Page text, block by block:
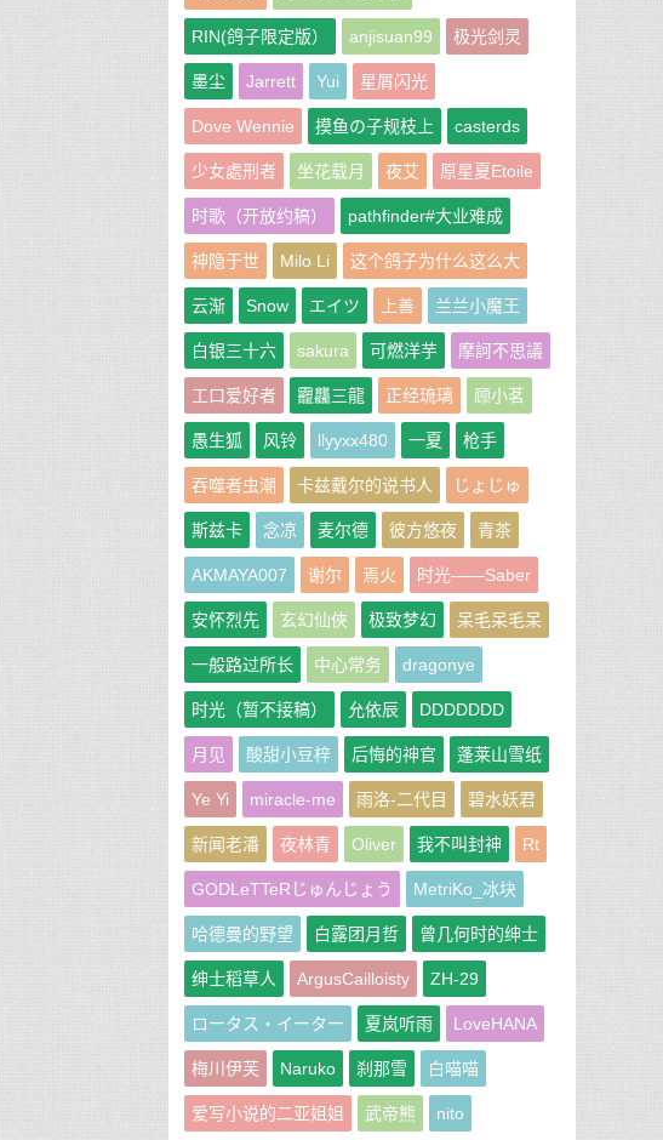
RIN(鸽子限定版） anjisuan99 极光剑灵
墨尘 Jarrett Yui 星屑闪光
Dove Wennie 摸鱼の子规枝上 casterds
少女處刑者 坐花载月 夜艾 原星夏Etoile
时歌（开放约稿） pathfinder#大业难成
神隐于世 Milo Li 这个鸽子为什么这么大
云渐 Snow エイツ 上善 兰兰小魔王
白银三十六 sakura 可燃洋芋 摩訶不思議
工口爱好者 龗龘三龍 正经琉璃 顾小茗
愚生狐 风铃 llyyxx480 一夏 枪手
吞噬者虫潮 卡兹戴尔的说书人 じょじゅ
斯兹卡 念凉 麦尔德 彼方悠夜 青茶
AKMAYA007 谢尔 焉火 时光——Saber
安怀烈先 玄幻仙俠 极致梦幻 呆毛呆毛呆
一般路过所长 中心常务 dragonye
时光（暂不接稿） 允依辰 DDDDDDD
月见 酸甜小豆梓 后悔的神官 蓬莱山雪纸
Ye Yi miracle-me 雨洛-二代目 碧水妖君
新闻老潘 夜林青 Oliver 我不叫封神 Rt
GODLeTTeRじゅんじょう MetriKo_冰块
哈德曼的野望 白露团月哲 曾几何时的绅士
绅士稻草人 ArgusCailloisty ZH-29
ロータス・イーター 夏岚听雨 LoveHANA
梅川伊芙 Naruko 刹那雪 白喵喵
爱写小说的二亚姐姐 武帝熊 nito